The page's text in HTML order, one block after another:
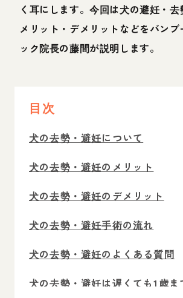
く耳にします。今回は犬の避妊・
メリット・デメリットなどをバンブ
ック院長の藤間が説明します。
目次
犬の去勢・避妊について
犬の去勢・避妊のメリット
犬の去勢・避妊のデメリット
犬の去勢・避妊手術の流れ
犬の去勢・避妊のよくある質問
犬の去勢・避妊は遅くても1歳ま